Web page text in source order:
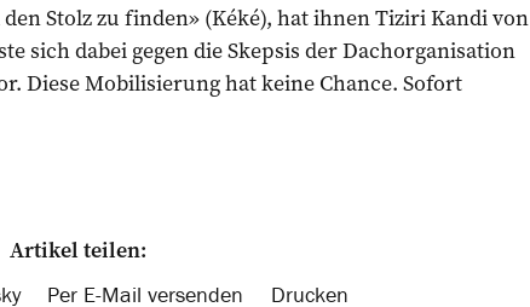
Stolz zu finden» (Kéké), hat ihnen Tiziri Kandi von
sich dabei gegen die Skepsis der Dachorganisation
Diese Mobilisierung hat keine Chance. Sofort
Artikel teilen:
Per E-Mail versenden Drucken